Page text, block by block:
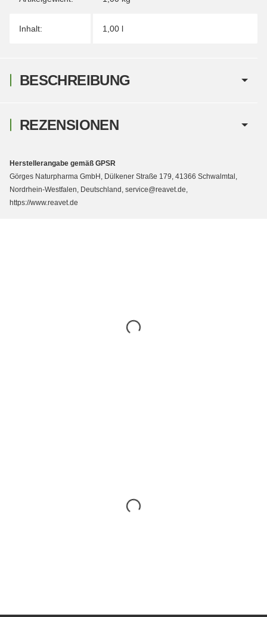
Inhalt: 1,00 l
BESCHREIBUNG
REZENSIONEN
Herstellerangabe gemäß GPSR
Görges Naturpharma GmbH, Dülkener Straße 179, 41366 Schwalmtal,
Nordrhein-Westfalen, Deutschland, service@reavet.de,
https://www.reavet.de